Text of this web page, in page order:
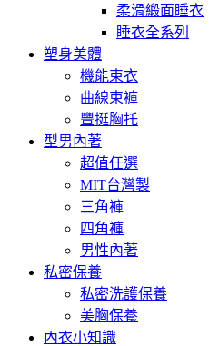
柔滑緞面睡衣
睡衣全系列
塑身美體
機能束衣
曲線束褲
豐挺胸托
型男內著
超值任選
MIT台灣製
三角褲
四角褲
男性內著
私密保養
私密洗護保養
美胸保養
內衣小知識